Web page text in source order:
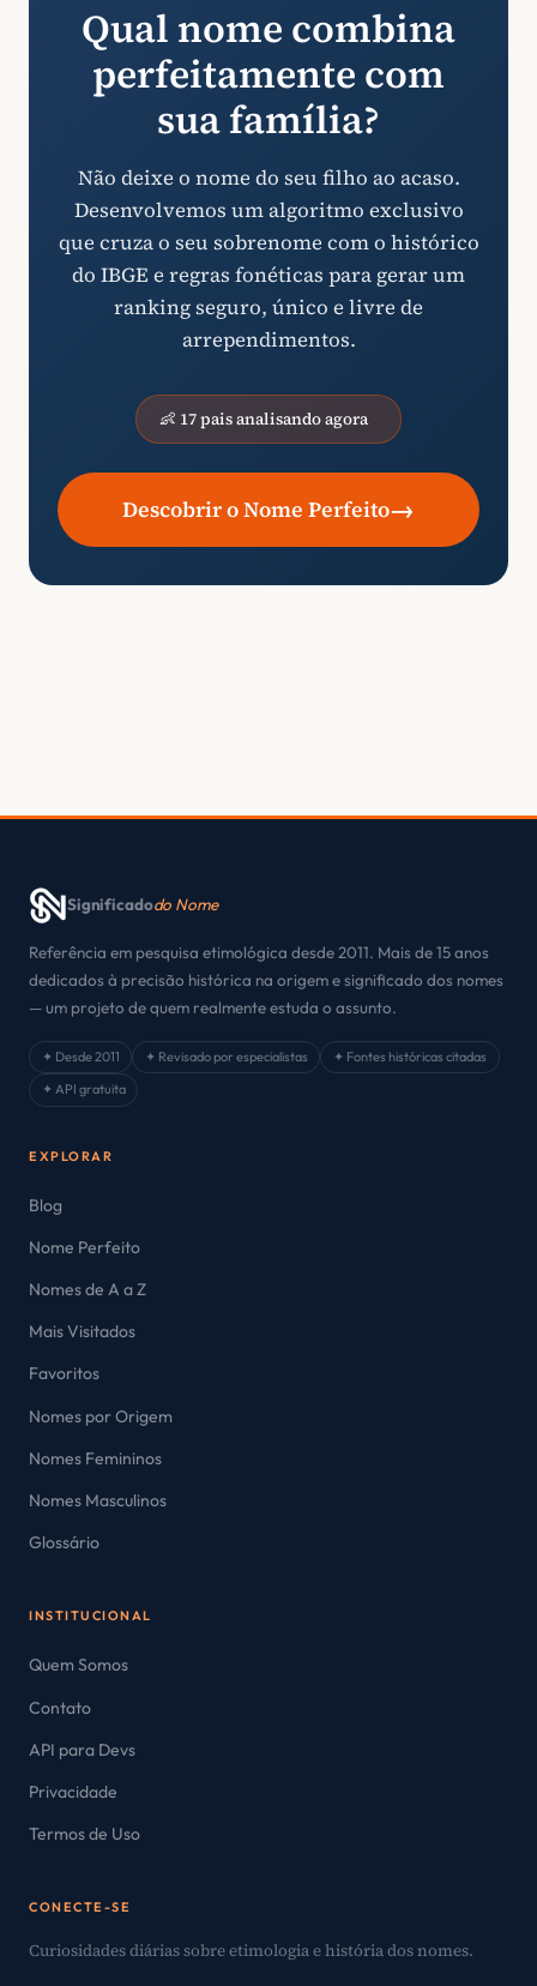
Qual nome combina
perfeitamente com
sua família?
Não deixe o nome do seu filho ao acaso.
Desenvolvemos um algoritmo exclusivo
que cruza o seu sobrenome com o histórico
do IBGE e regras fonéticas para gerar um
ranking seguro, único e livre de
arrependimentos.
👶 17 pais analisando agora
Descobrir o Nome Perfeito→
Significadodo Nome
Referência em pesquisa etimológica desde 2011. Mais de 15 anos
dedicados à precisão histórica na origem e significado dos nomes
— um projeto de quem realmente estuda o assunto.
✦ Desde 2011 ✦ Revisado por especialistas
✦ Fontes históricas citadas
✦ API gratuita
EXPLORAR
Blog
Nome Perfeito
Nomes de A a Z
Mais Visitados
Favoritos
Nomes por Origem
Nomes Femininos
Nomes Masculinos
Glossário
INSTITUCIONAL
Quem Somos
Contato
API para Devs
Privacidade
Termos de Uso
CONECTE-SE
Curiosidades diárias sobre etimologia e história dos nomes.